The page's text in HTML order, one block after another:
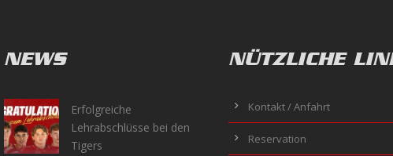
NEWS
Erfolgreiche
Lehrabschlüsse bei den
Tigers
NÜTZLICHE
Kontakt / Anfahrt
Reservation